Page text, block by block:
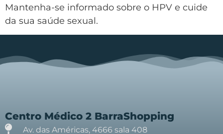
Mantenha-se informado sobre o HPV e cuide
da sua saúde sexual.
Centro Médico 2 BarraShopping
Av. das Américas, 4666 sala 408